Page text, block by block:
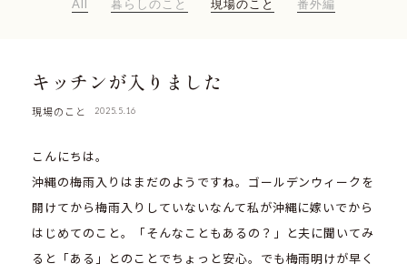
All 暮らしのこと 現場のこと 番外編
キッチンが入りました
現場のこと 2025.5.16
こんにちは。
沖縄の梅雨入りはまだのようですね。ゴールデンウィークを
開けてから梅雨入りしていないなんて私が沖縄に嫁いでから
はじめてのこと。「そんなこともあるの？」と夫に聞いてみ
ると「ある」とのことでちょっと安心。でも梅雨明けが早く